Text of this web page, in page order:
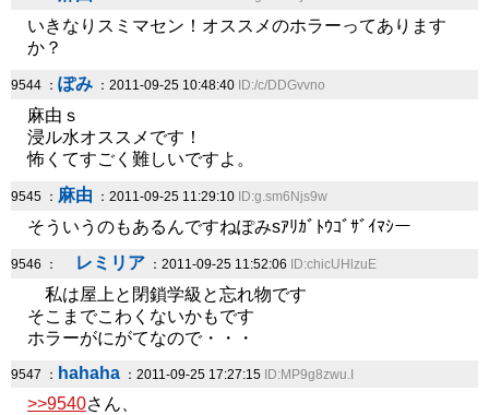
いきなりスミマセン！オススメのホラーってあります
か？
9544 ： ぽみ ：2011-09-25 10:48:40 ID:/c/DDGvvno
麻由ｓ
浸ル水オススメです！
怖くてすごく難しいですよ。
9545 ： 麻由 ：2011-09-25 11:29:10 ID:g.sm6Njs9w
そういうのもあるんですねぽみsｱﾘｶﾞﾄｳｺﾞｻﾞｲﾏｼー
9546 ： レミリア ：2011-09-25 11:52:06 ID:chicUHlzuE
私は屋上と閉鎖学級と忘れ物です
そこまでこわくないかもです
ホラーがにがてなので・・・
9547 ： hahaha ：2011-09-25 17:27:15 ID:MP9g8zwu.I
>>9540さん、